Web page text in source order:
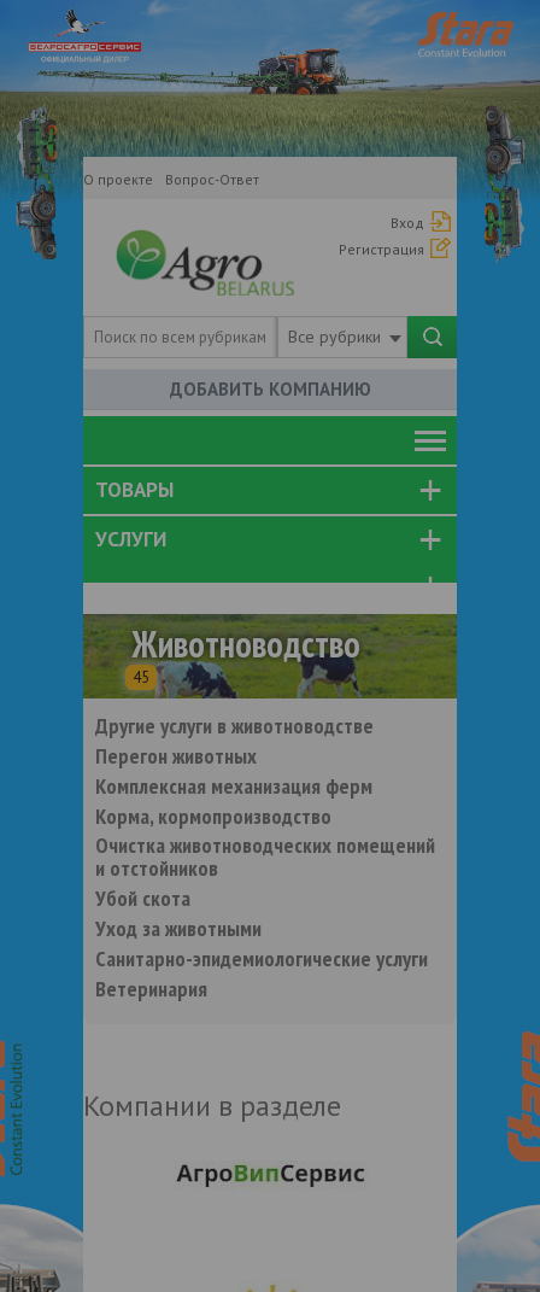
О проекте Вопрос-Ответ
Вход
Регистрация
Все рубрики
ДОБАВИТЬ КОМПАНИЮ
ТОВАРЫ
УСЛУГИ
Животноводство
45
Другие услуги в животноводстве
Перегон животных
Комплексная механизация ферм
Корма, кормопроизводство
Очистка животноводческих помещений
и отстойников
Убой скота
Уход за животными
Санитарно-эпидемиологические услуги
Ветеринария
Компании в разделе